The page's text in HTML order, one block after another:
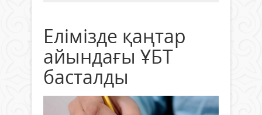
Елімізде қаңтар
айындағы ҰБТ
басталды